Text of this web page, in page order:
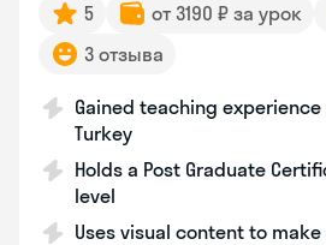
5 от 3190 ₽ за урок
3 отзыва
Gained teaching
Turkey
Holds a Post Graduate
level
Uses visual content to